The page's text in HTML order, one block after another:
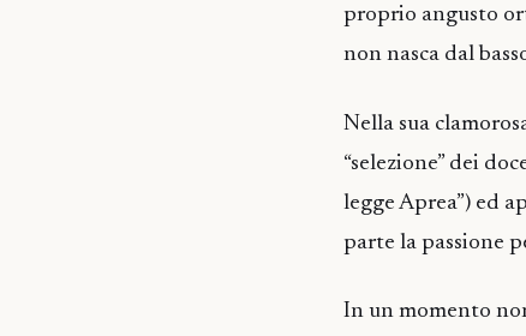
proprio angusto
non nasca dal
Nella sua
“selezione” dei
legge Aprea”) ed
parte la passione
In un momento